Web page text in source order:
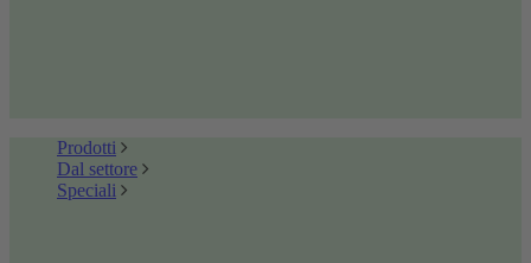
Prodotti
Dal settore
Speciali